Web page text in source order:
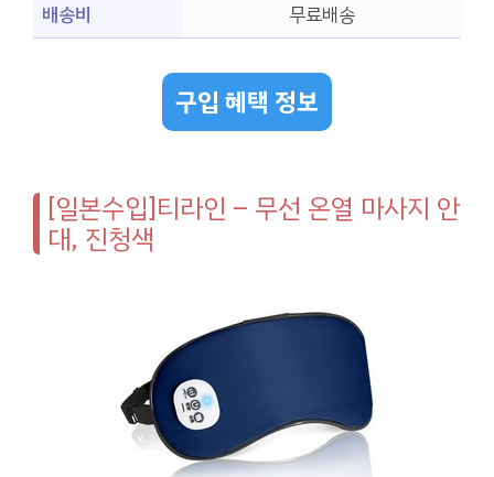
배송비 무료배송
구입 혜택 정보
[일본수입]티라인 – 무선 온열 마사지 안
대, 진청색